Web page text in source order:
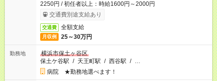
2250円 / 初任者以上：時給1600円～2000円
交通費別途支給あり
交通費 全額支給
月収例 25～30万円
勤務地
横浜市保土ヶ谷区
保土ケ谷駅 / 天王町駅 / 西谷駅 / …
病院 ★勤務地選べます！